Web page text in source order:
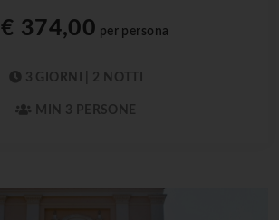
€ 374,00 per persona
3 GIORNI | 2 NOTTI
MIN 3 PERSONE